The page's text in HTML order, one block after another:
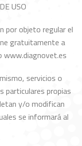
USO
por objeto regular el
gratuitamente a
www.diagnovet.es
servicios o
particulares propias
y/o modifican
se informará al